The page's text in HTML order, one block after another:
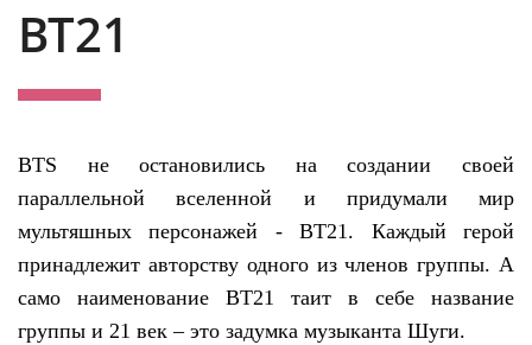
BT21
BTS не остановились на создании своей
параллельной вселенной и придумали мир
мультяшных персонажей - BT21. Каждый герой
принадлежит авторству одного из членов группы. А
само наименование BT21 таит в себе название
группы и 21 век – это задумка музыканта Шуги.